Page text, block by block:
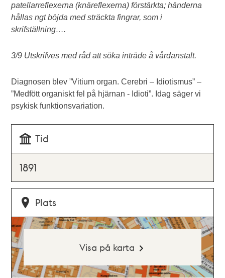
patellarreflexerna (knäreflexerna) förstärkta; händerna
hållas ngt böjda med sträckta fingrar, som i
skrifställning….
3/9 Utskrifves med råd att söka inträde å vårdanstalt.
Diagnosen blev ”Vitium organ. Cerebri – Idiotismus” –
”Medfött organiskt fel på hjärnan - Idioti”. Idag säger vi
psykisk funktionsvariation.
Tid
1891
Plats
Visa på karta